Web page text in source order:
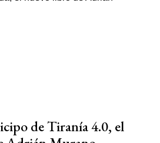
de Tiranía 4.0, el